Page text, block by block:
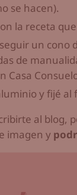
se hacen).
la receta
un cono
de
Casa
y fijé al
al blog,
imagen y